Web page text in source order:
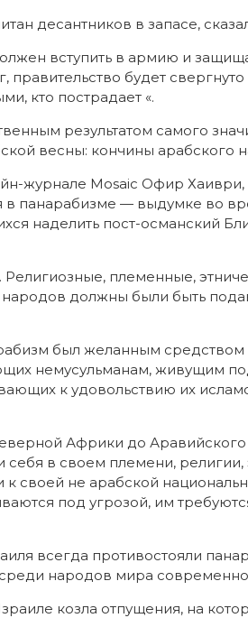
десантников в запасе,
вступить в армию и
будет свергнуто
кто пострадает «.
результатом самого
весны: кончины арабского
журнале Mosaic Офир
в панарабизме — выдумке во
наделить пост-османский
племенные,
народов должны были быть
был желанным средством
немусульманам, живущим
к удовольствию их
Африки до Аравийского
в своем племени, религии,
своей не арабской
под угрозой, им
всегда противостояли
народов мира
козла отпущения, на